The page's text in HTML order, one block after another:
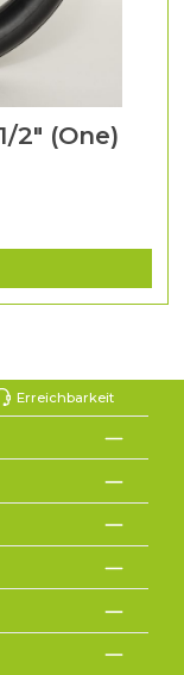
2" (One)
Erreichbarkeit